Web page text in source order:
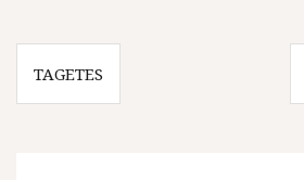
Beitragsnavigation
TAGETES